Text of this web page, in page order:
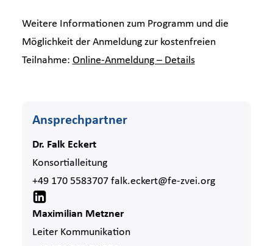
Weitere Informationen zum Programm und die
Möglichkeit der Anmeldung zur kostenfreien
Teilnahme: Online-Anmeldung – Details
Ansprechpartner
Dr. Falk Eckert
Konsortialleitung
+49 170 5583707falk.eckert@fe-zvei.org
Maximilian Metzner
Leiter Kommunikation